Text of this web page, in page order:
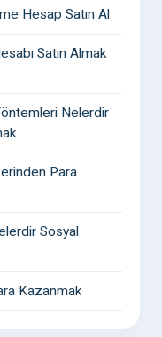
Hesap Satın Al
Satın Almak
Nelerdir
Para
Sosyal
Kazanmak